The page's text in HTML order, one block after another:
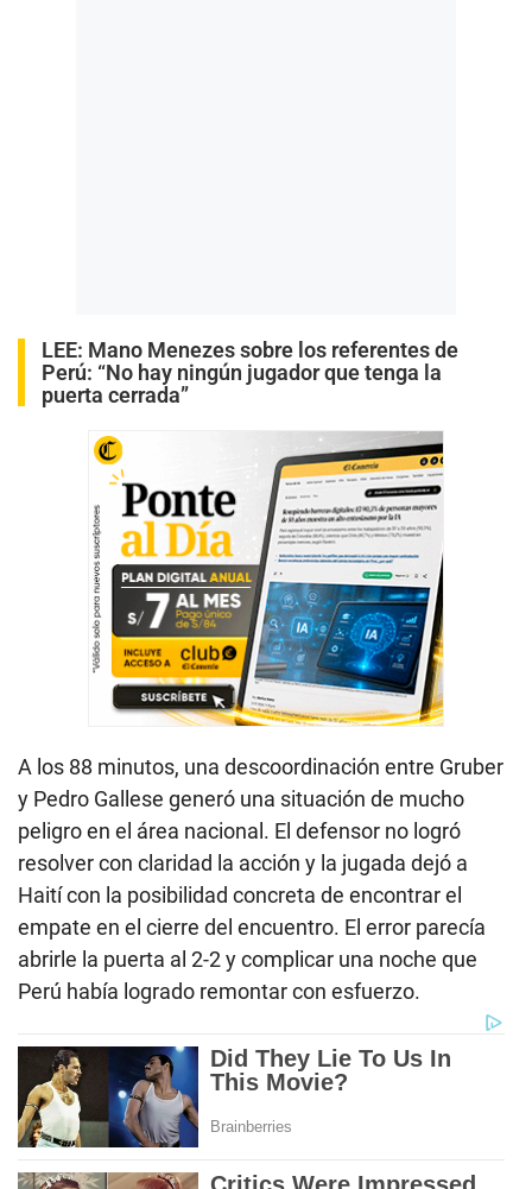
LEE: Mano Menezes sobre los referentes de
Perú: “No hay ningún jugador que tenga la
puerta cerrada”
A los 88 minutos, una descoordinación entre Gruber
y Pedro Gallese generó una situación de mucho
peligro en el área nacional. El defensor no logró
resolver con claridad la acción y la jugada dejó a
Haití con la posibilidad concreta de encontrar el
empate en el cierre del encuentro. El error parecía
abrirle la puerta al 2-2 y complicar una noche que
Perú había logrado remontar con esfuerzo.